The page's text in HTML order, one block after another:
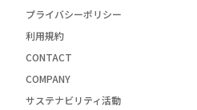
プライバシーポリシー
利用規約
CONTACT
COMPANY
サステナビリティ活動